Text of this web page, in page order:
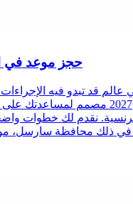
حجز موعد في
عالم قد تبدو فيه الإجراءات
2027 مصمم لمساعدتك
نقدم لك خطوات
في ذلك محافظة سارسل،